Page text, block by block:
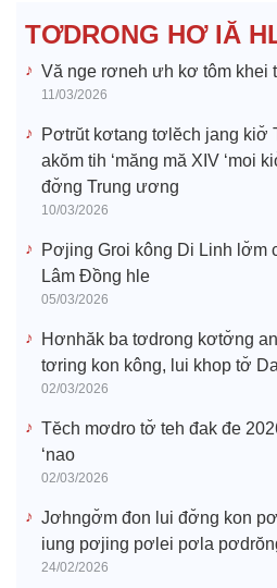
e
o
TƠDRONG HƠ IĂ
Vă nge rơneh ưh kơ tôm khei
11/03/2026
Pơtrŭt kơtang tơlĕch jang kiơ̆
akŏm tih ‘măng mă XIV ‘moi
đơ̆ng Trung ương
10/03/2026
Pơjing Groi kông Di Linh lơ̆m
Lâm Đồng hle
05/03/2026
Hơnhăk ba tơdrong kơtơ̆ng
tơring kon kông, lui khop tơ̆
02/03/2026
Tĕch mơdro tơ̆ teh đak đe
‘nao
02/03/2026
Jơhngơ̆m đon lui đơ̆ng kon
iung pơjing pơlei pơla
24/02/2026